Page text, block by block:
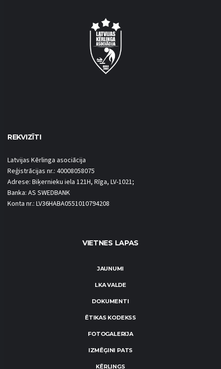
REKVIZĪTI
Latvijas Kērlinga asociācija
Reģistrācijas nr.: 40008058075
Adrese: Biķernieku iela 121H, Rīga, LV-1021;
Banka: AS SWEDBANK
Konta nr.: LV36HABA0551010794208
VIETNES LAPAS
JAUNUMI
LKA VALDE
DOKUMENTI
ĒTIKAS KODEKSS
FOTOGALERIJA
IZMĒĢINI PATS
KĒRLINGS